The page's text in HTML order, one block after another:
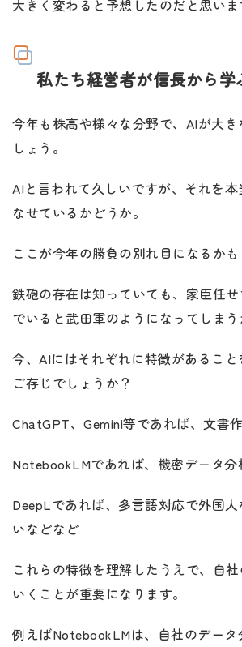
大きく変わると予想したのだと思いま
私たち経営者が信長から学
今年も株高や様々な分野で、AIが大
しょう。
AIと言われて久しいですが、それを
なせているかどうか。
ここが今年の勝負の別れ目になるかも
鉄砲の存在は知っていても、家臣任
でいると武田軍のようになってしまう
今、AIにはそれぞれに特徴があること
ご存じでしょうか？
ChatGPT、Gemini等であれば、文書
NotebookLMであれば、機密データ分
DeepLであれば、多言語対応で外国
いなどなど
これらの特徴を理解したうえで、自
いくことが重要になります。
例えばNotebookLMは、自社のデータ